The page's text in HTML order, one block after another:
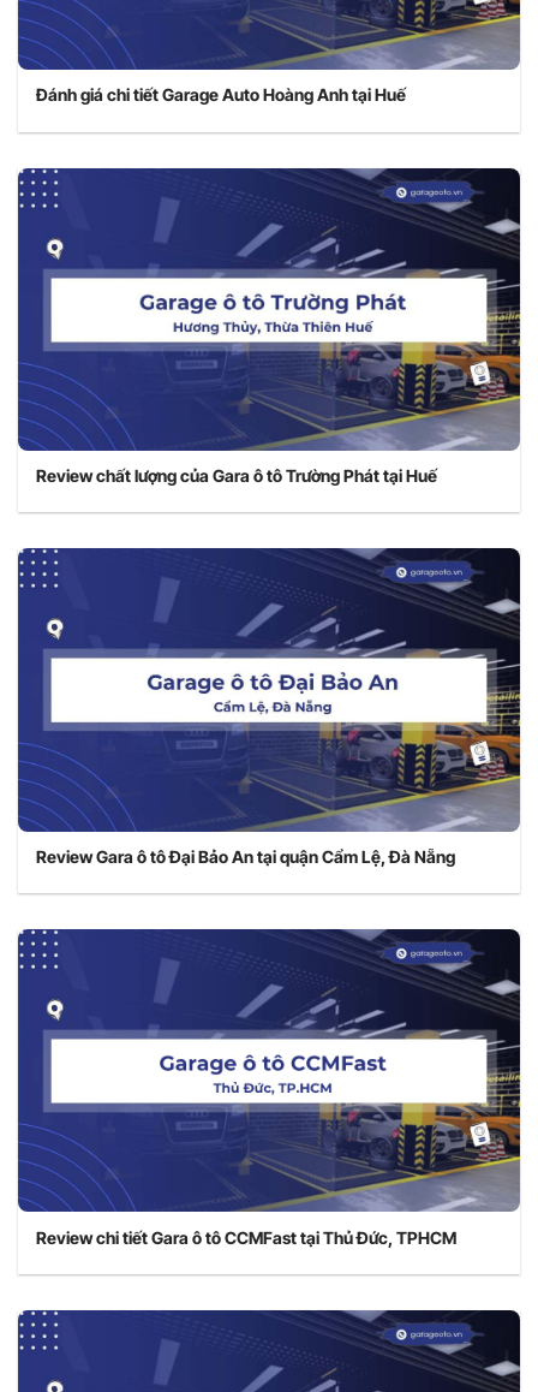
Đánh giá chi tiết Garage Auto Hoàng Anh tại Huế
Review chất lượng của Gara ô tô Trường Phát tại Huế
Review Gara ô tô Đại Bảo An tại quận Cẩm Lệ, Đà Nẵng
Review chi tiết Gara ô tô CCMFast tại Thủ Đức, TPHCM